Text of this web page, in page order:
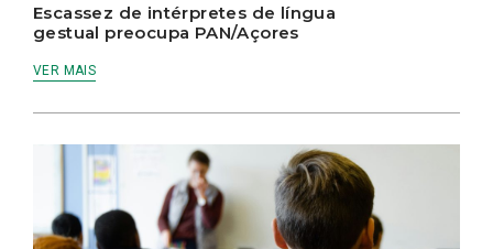
Escassez de intérpretes de língua
gestual preocupa PAN/Açores
VER MAIS